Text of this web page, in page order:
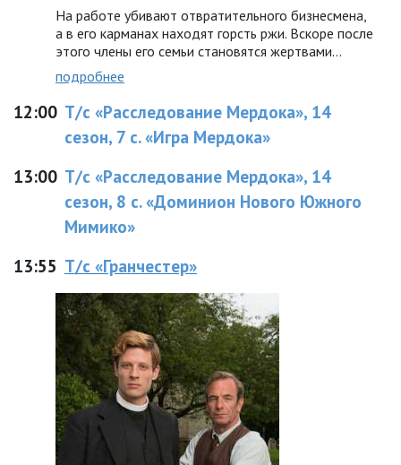
На работе убивают отвратительного бизнесмена,
а в его карманах находят горсть ржи. Вскоре после
этого члены его семьи становятся жертвами...
подробнее
12:00 Т/с «Расследование Мердока», 14
сезон, 7 с. «Игра Мердока»
13:00 Т/с «Расследование Мердока», 14
сезон, 8 с. «Доминион Нового Южного
Мимико»
13:55 Т/с «Гранчестер»